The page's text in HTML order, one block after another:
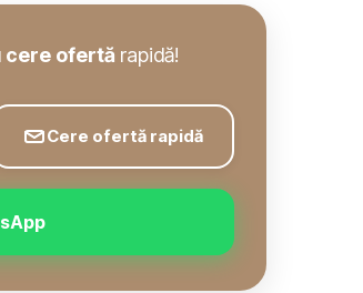
cere ofertă rapidă!
Cere ofertă rapidă